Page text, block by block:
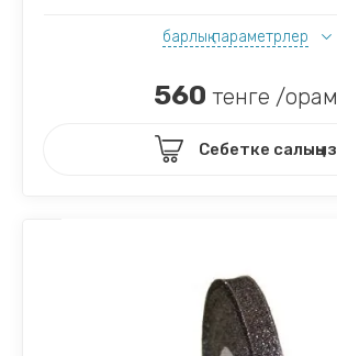
барлық параметрлер
560 тенге /орам
Себетке салыңыз